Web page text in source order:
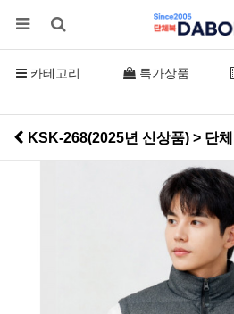
카테고리 특가상품
KSK-268(2025년 신상품) > 단